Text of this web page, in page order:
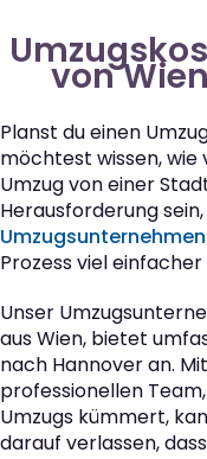
von
Planst du einen
möchtest wissen, wie
Umzug von einer
Herausforderung
Umzugsunternehmen
Prozess viel
Unser
aus Wien, bietet
nach Hannover an.
professionellen
Umzugs kümmert,
darauf verlassen,